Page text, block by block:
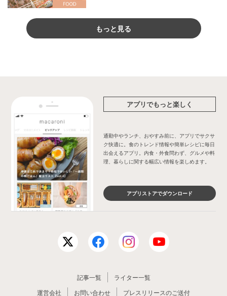
もっと見る
アプリでもっと楽しく
通勤中やランチ、おやすみ前に、アプリでサクサ
ク快適に。食のトレンド情報や簡単レシピに毎日
出会えるアプリ。内食・外食問わず、グルメや料
理、暮らしに関する幅広い情報を楽しめます。
アプリストアでダウンロード
記事一覧
ライター一覧
運営会社
お問い合わせ プレスリリースのご送付